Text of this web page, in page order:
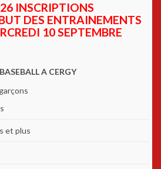
INSCRIPTIONS
DES ENTRAINEMENTS
10 SEPTEMBRE
A CERGY
et plus